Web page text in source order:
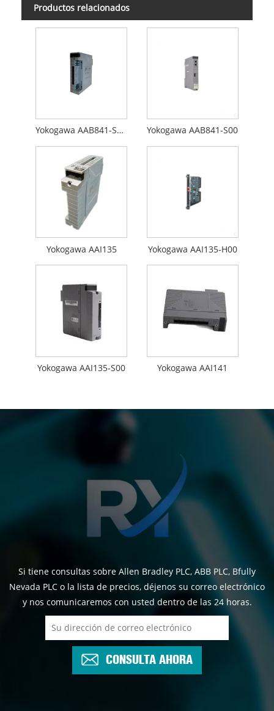
Productos relacionados
Yokogawa AAB841-S00 S2 Yokogawa AAB841-S00
Yokogawa AAI135 Yokogawa AAI135-H00
Yokogawa AAI135-S00 Yokogawa AAI141
Si tiene consultas sobre Allen Bradley PLC, ABB PLC, Bfully
Nevada PLC o la lista de precios, déjenos su correo electrónico
y nos comunicaremos con usted dentro de las 24 horas.
CONSULTA AHORA